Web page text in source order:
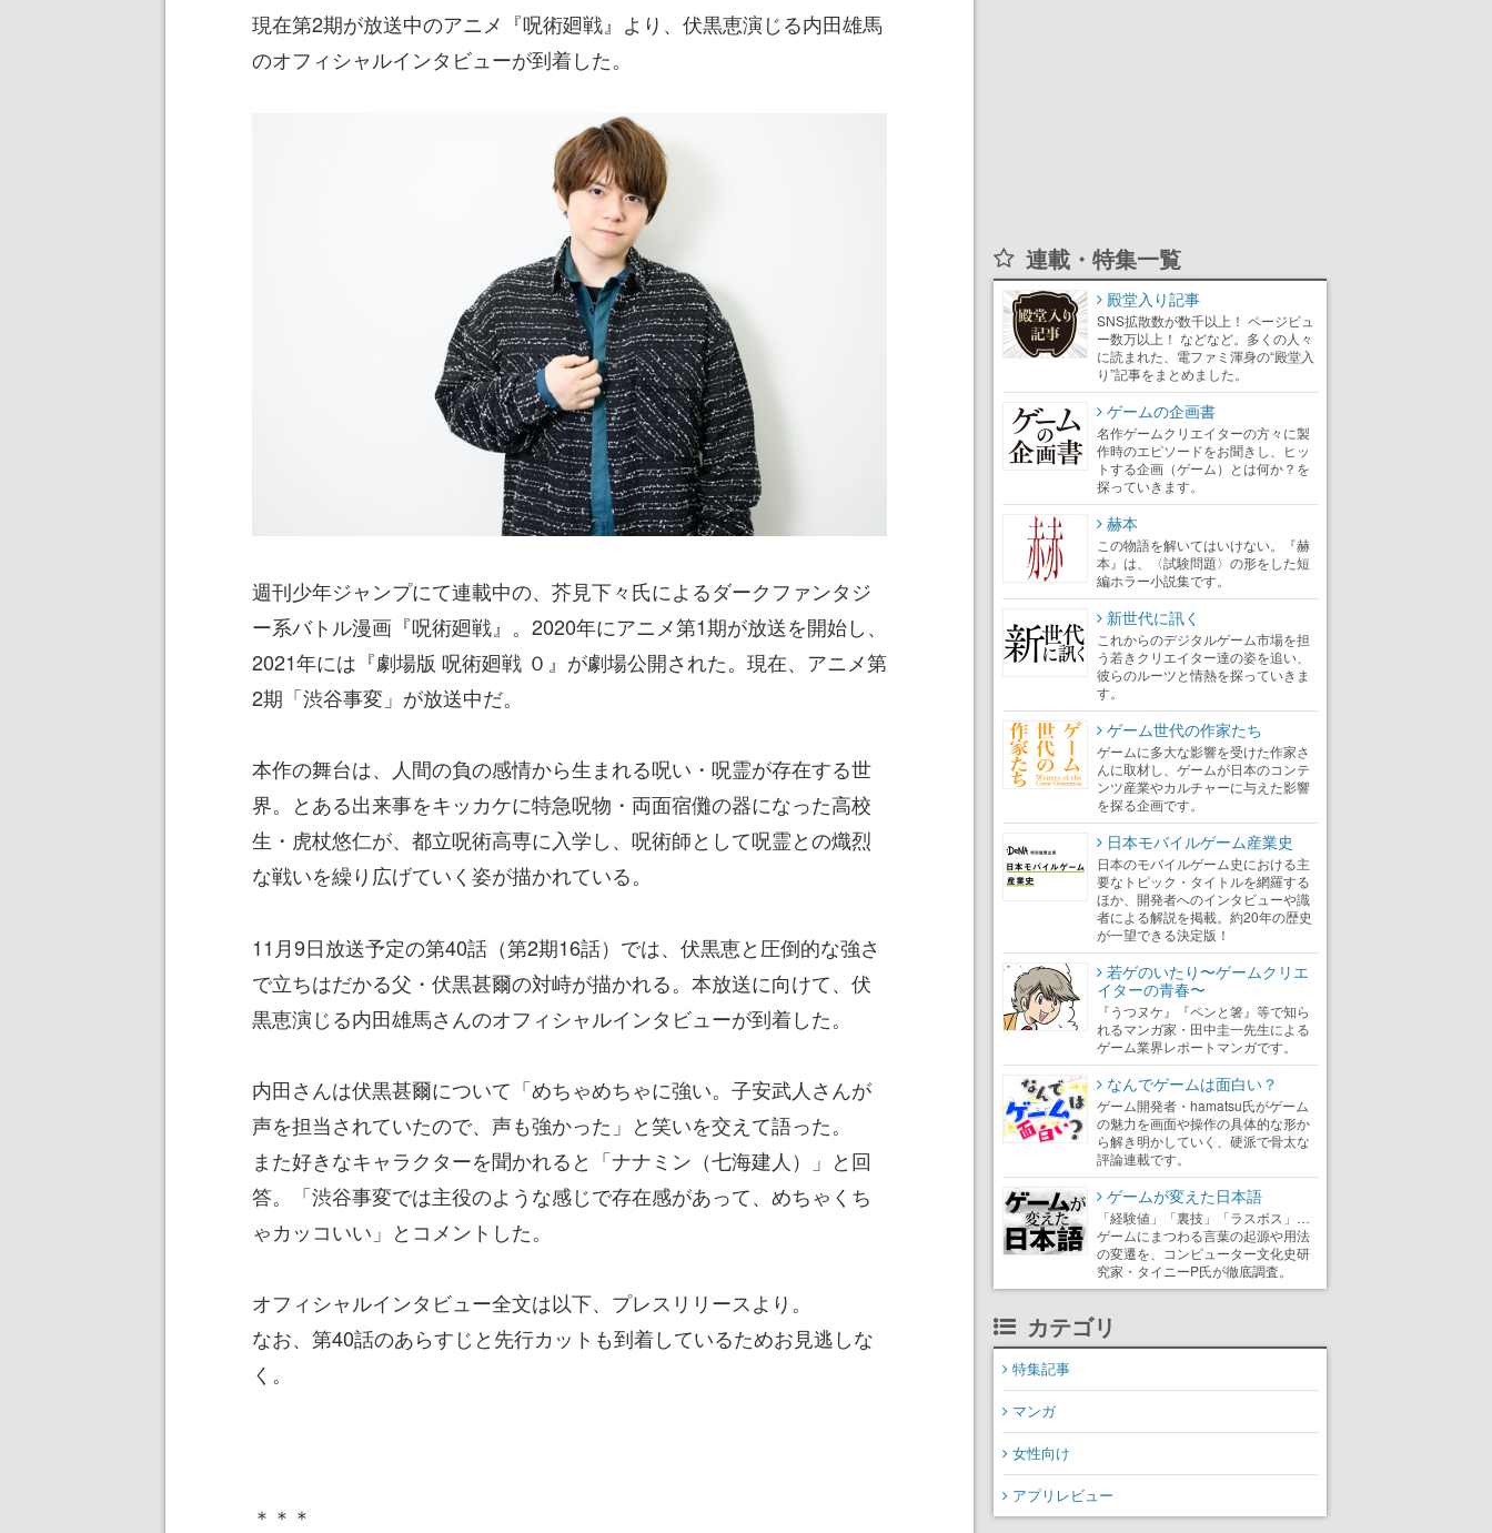
現在第2期が放送中のアニメ『呪術廻戦』より、伏黒恵演じる内田雄馬
のオフィシャルインタビューが到着した。
週刊少年ジャンプにて連載中の、芥見下々氏によるダークファンタジ
ー系バトル漫画『呪術廻戦』。2020年にアニメ第1期が放送を開始し、
2021年には『劇場版 呪術廻戦 ０』が劇場公開された。現在、アニメ第
2期「渋谷事変」が放送中だ。
本作の舞台は、人間の負の感情から生まれる呪い・呪霊が存在する世
界。とある出来事をキッカケに特急呪物・両面宿儺の器になった高校
生・虎杖悠仁が、都立呪術高専に入学し、呪術師として呪霊との熾烈
な戦いを繰り広げていく姿が描かれている。
11月9日放送予定の第40話（第2期16話）では、伏黒恵と圧倒的な強さ
で立ちはだかる父・伏黒甚爾の対峙が描かれる。本放送に向けて、伏
黒恵演じる内田雄馬さんのオフィシャルインタビューが到着した。
内田さんは伏黒甚爾について「めちゃめちゃに強い。子安武人さんが
声を担当されていたので、声も強かった」と笑いを交えて語った。
また好きなキャラクターを聞かれると「ナナミン（七海建人）」と回
答。「渋谷事変では主役のような感じで存在感があって、めちゃくち
ゃカッコいい」とコメントした。
オフィシャルインタビュー全文は以下、プレスリリースより。
なお、第40話のあらすじと先行カットも到着しているためお見逃しな
く。
＊＊＊
連載・特集一覧
殿堂入り記事
SNS拡散数が数千以上！ ページビュ
ー数万以上！ などなど。多くの人々
に読まれた、電ファミ渾身の“殿堂入
り”記事をまとめました。
ゲームの企画書
名作ゲームクリエイターの方々に製
作時のエピソードをお聞きし、ヒッ
トする企画（ゲーム）とは何か？を
探っていきます。
赫本
この物語を解いてはいけない。『赫
本』は、〈試験問題〉の形をした短
編ホラー小説集です。
新世代に訊く
これからのデジタルゲーム市場を担
う若きクリエイター達の姿を追い、
彼らのルーツと情熱を探っていきま
す。
ゲーム世代の作家たち
ゲームに多大な影響を受けた作家さ
んに取材し、ゲームが日本のコンテ
ンツ産業やカルチャーに与えた影響
を探る企画です。
日本モバイルゲーム産業史
日本のモバイルゲーム史における主
要なトピック・タイトルを網羅する
ほか、開発者へのインタビューや識
者による解説を掲載。約20年の歴史
が一望できる決定版！
若ゲのいたり〜ゲームクリエ
イターの青春〜
『うつヌケ』『ペンと箸』等で知ら
れるマンガ家・田中圭一先生による
ゲーム業界レポートマンガです。
なんでゲームは面白い？
ゲーム開発者・hamatsu氏がゲーム
の魅力を画面や操作の具体的な形か
ら解き明かしていく、硬派で骨太な
評論連載です。
ゲームが変えた日本語
「経験値」「裏技」「ラスボス」…
ゲームにまつわる言葉の起源や用法
の変遷を、コンピューター文化史研
究家・タイニーP氏が徹底調査。
カテゴリ
特集記事
マンガ
女性向け
アプリレビュー